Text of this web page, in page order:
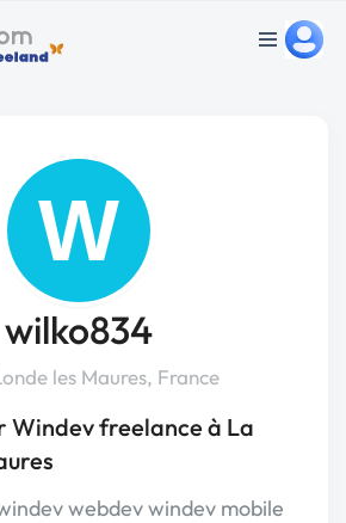
W
wilko834
les Maures, France
Windev freelance à La
webdev windev mobile